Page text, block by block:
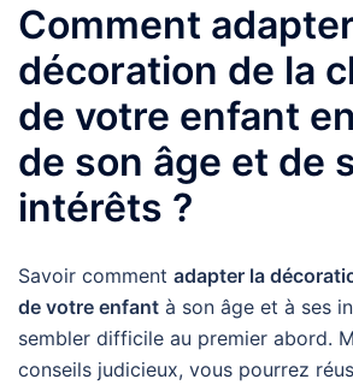
Comment
décoration de la
de votre enfant
de son âge et de
intérêts ?
Savoir comment adapter la
de votre enfant à son âge et à ses
sembler difficile au premier abord.
conseils judicieux, vous pourrez